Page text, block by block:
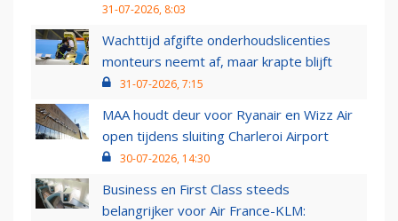
31-07-2026, 8:03
Wachttijd afgifte onderhoudslicenties
monteurs neemt af, maar krapte blijft
31-07-2026, 7:15
MAA houdt deur voor Ryanair en Wizz Air
open tijdens sluiting Charleroi Airport
30-07-2026, 14:30
Business en First Class steeds
belangrijker voor Air France-KLM: